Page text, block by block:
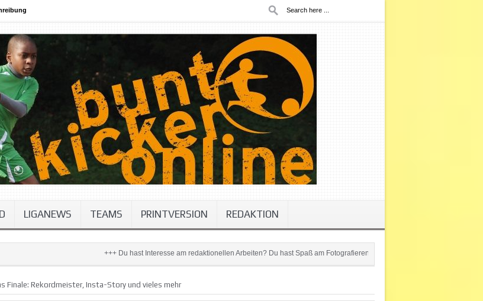
LIGANEWS TEAMS PRINTVERSION REDAKTION
+++ Du hast Interesse am redaktionellen Arbeiten? Du hast Spaß am Fotografieren oder Berichte schreiben? Werde jetzt Teil des
Finale: Rekordmeister, Insta-Story und vieles mehr